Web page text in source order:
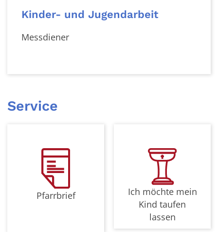
Kinder- und Jugendarbeit
Messdiener
Service
Pfarrbrief
Ich möchte mein
Kind taufen
lassen